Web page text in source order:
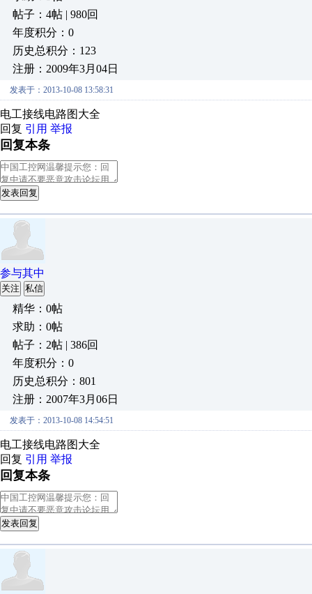
帖子：4帖 | 980回
年度积分：0
历史总积分：123
注册：2009年3月04日
发表于：2013-10-08 13:58:31
电工接线电路图大全
回复 引用 举报
回复本条
发表回复
参与其中
关注 私信
精华：0帖
求助：0帖
帖子：2帖 | 386回
年度积分：0
历史总积分：801
注册：2007年3月06日
发表于：2013-10-08 14:54:51
电工接线电路图大全
回复 引用 举报
回复本条
发表回复